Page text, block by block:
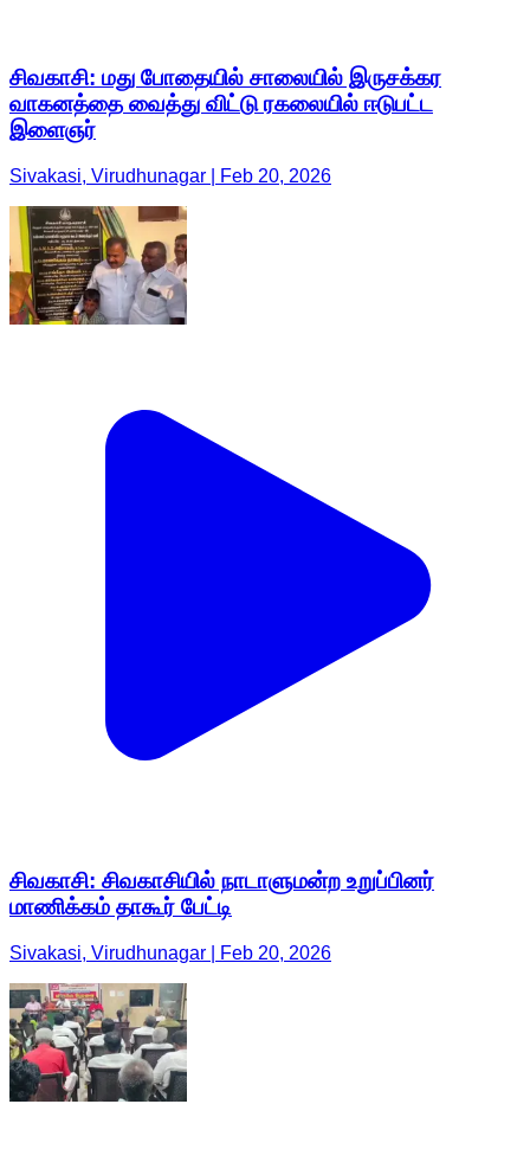
சிவகாசி: மது போதையில் சாலையில் இருசக்கர
வாகனத்தை வைத்து விட்டு ரகலையில் ஈடுபட்ட
இளைஞர்
Sivakasi, Virudhunagar | Feb 20, 2026
சிவகாசி: சிவகாசியில் நாடாளுமன்ற உறுப்பினர்
மாணிக்கம் தாகூர் பேட்டி
Sivakasi, Virudhunagar | Feb 20, 2026